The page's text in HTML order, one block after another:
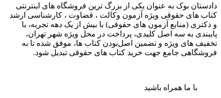
دادستان بوک به عنوان یکی از بزرگ ترین فروشگاه های اینترنتی
کتاب های حقوقی ویژه آزمون وکالت ، قضاوت ، کارشناسی ارشد
و دکتری (منابع آزمون های حقوقی) با بیش از یک دهه تجربه، با
پایبندی به سه اصل کلیدی، پرداخت در محل ویژه شهر تهران،
تخفیف های ویژه و تضمین اصل‌بودن کتاب ها، موفق شده تا به
فروشگاهی جامع جهت خرید کتاب های حقوقی تبدیل شود.
با ما همراه باشید